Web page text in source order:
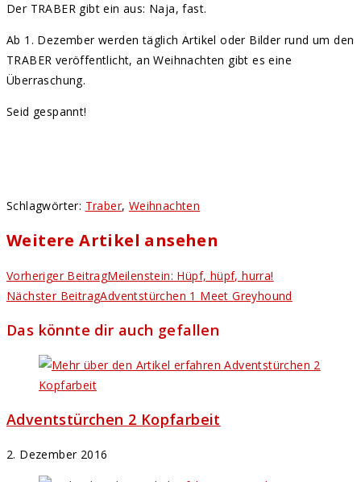
Der TRABER gibt ein aus: Naja, fast.
Ab 1. Dezember werden täglich Artikel oder Bilder rund um den
TRABER veröffentlicht, an Weihnachten gibt es eine
Überraschung.
Seid gespannt!
Schlagwörter: Traber, Weihnachten
Weitere Artikel ansehen
Vorheriger BeitragMeilenstein: Hüpf, hüpf, hurra!
Nächster BeitragAdventstürchen 1 Meet Greyhound
Das könnte dir auch gefallen
Adventstürchen 2 Kopfarbeit
2. Dezember 2016